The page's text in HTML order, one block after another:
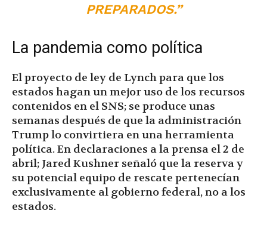
PREPARADOS.”
La pandemia como política
El proyecto de ley de Lynch para que los
estados hagan un mejor uso de los recursos
contenidos en el SNS; se produce unas
semanas después de que la administración
Trump lo convirtiera en una herramienta
política. En declaraciones a la prensa el 2 de
abril; Jared Kushner señaló que la reserva y
su potencial equipo de rescate pertenecían
exclusivamente al gobierno federal, no a los
estados.